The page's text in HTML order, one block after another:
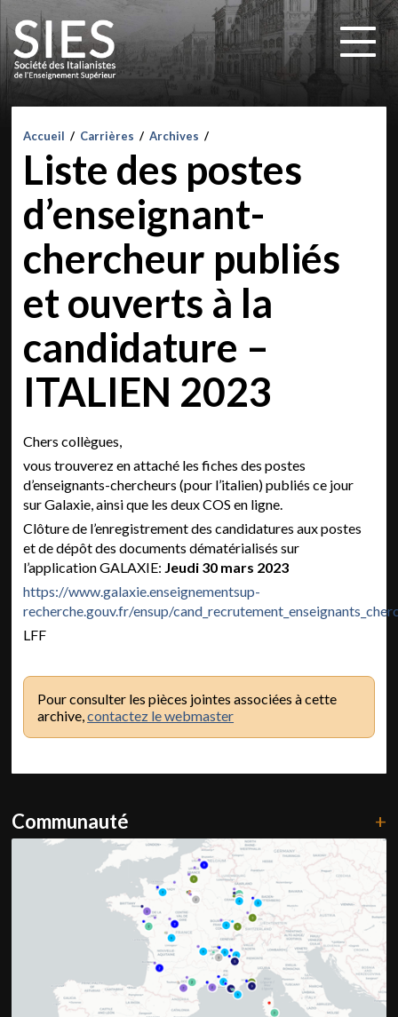
Accueil / Carrières / Archives /
Liste des postes
d’enseignant-
chercheur publiés
et ouverts à la
candidature –
ITALIEN 2023
Chers collègues,
vous trouverez en attaché les fiches des postes
d’enseignants-chercheurs (pour l’italien) publiés ce jour
sur Galaxie, ainsi que les deux COS en ligne.
Clôture de l’enregistrement des candidatures aux postes
et de dépôt des documents dématérialisés sur
l’application GALAXIE: Jeudi 30 mars 2023
https://www.galaxie.enseignementsup-
recherche.gouv.fr/ensup/
LFF
Pour consulter les pièces jointes associées à cette
archive,contactez le webmaster
Communauté +